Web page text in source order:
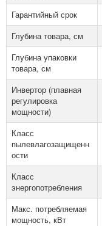
Гарантийный срок
Глубина товара, см
Глубина упаковки
товара, см
Инвертор (плавная
регулировка
мощности)
Класс
пылевлагозащищенн
ости
Класс
энергопотребления
Макс. потребляемая
мощность, кВт